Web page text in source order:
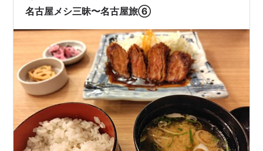
名古屋メシ三昧〜名古屋旅⑥